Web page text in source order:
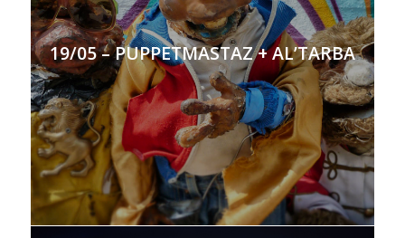
19/05 – PUPPETMASTAZ + AL’TARBA